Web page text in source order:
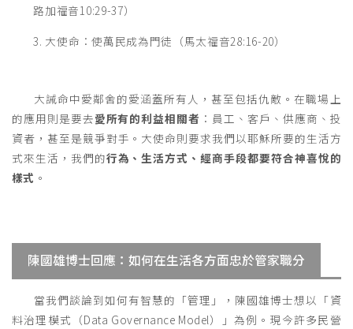
路加福音10:29-37）
3. 大使命：使萬民成為門徒（馬太福音28:16-20）
大誡命中愛鄰舍的愛涵蓋所有人，甚至包括仇敵。在職場上
的應用則是要去愛所有的利益相關者 ：員工、客戶、供應商、投
資者，甚至是競爭對手。大使命則要求我們以耶穌所要的生活方
式來生活，我們的行為、生活方式、經商手段都要符合神喜悅的
樣式 。
陳國雄博士回應：如何在生活各方面忠於管家職分
當我們談論到如何有智慧的「管理」，陳國雄博士想以「資
料治理模式（Data Governance Model）」為例。現今許多民營